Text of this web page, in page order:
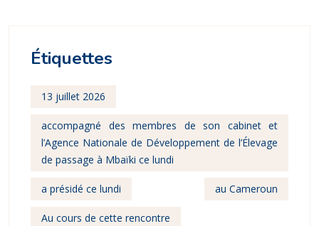
Étiquettes
13 juillet 2026
accompagné des membres de son cabinet et
l’Agence Nationale de Développement de l’Élevage
de passage à Mbaïki ce lundi
a présidé ce lundi au Cameroun
Au cours de cette rencontre